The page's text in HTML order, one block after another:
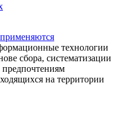
применяются
технологии
сбора, систематизации
предпочтениям
на территории